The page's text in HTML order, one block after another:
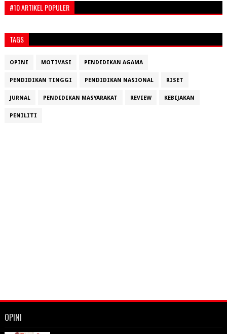
#10 ARTIKEL POPULER
TAGS
OPINI MOTIVASI PENDIDIKAN AGAMA
PENDIDIKAN TINGGI PENDIDIKAN NASIONAL RISET
JURNAL PENDIDIKAN MASYARAKAT REVIEW KEBIJAKAN
PENILITI
OPINI